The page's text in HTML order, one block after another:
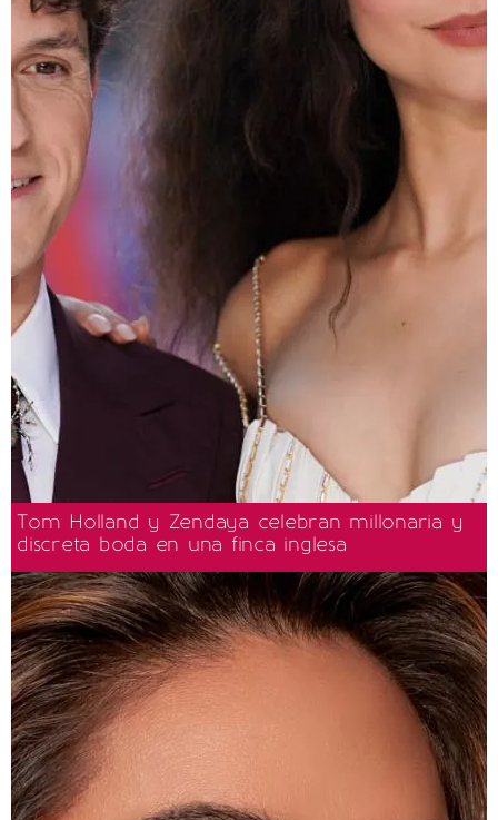
Tom Holland y Zendaya celebran millonaria y
discreta boda en una finca inglesa